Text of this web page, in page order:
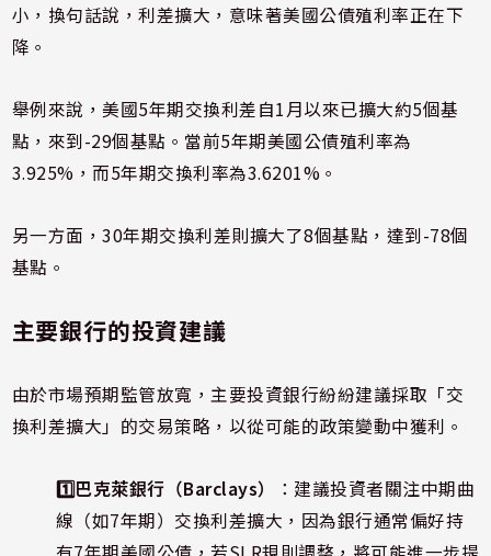
小，換句話說，利差擴大，意味著美國公債殖利率正在下
降。
舉例來說，美國5年期交換利差自1月以來已擴大約5個基
點，來到-29個基點。當前5年期美國公債殖利率為
3.925%，而5年期交換利率為3.6201%。
另一方面，30年期交換利差則擴大了8個基點，達到-78個
基點。
主要銀行的投資建議
由於市場預期監管放寬，主要投資銀行紛紛建議採取「交
換利差擴大」的交易策略，以從可能的政策變動中獲利。
1️⃣巴克萊銀行（Barclays）
：建議投資者關注中期曲
線（如7年期）交換利差擴大，因為銀行通常偏好持